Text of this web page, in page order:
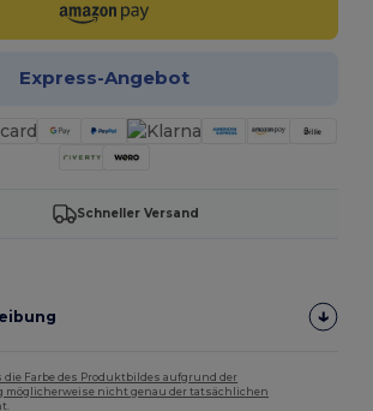
Express-Angebot
Schneller Versand
die Farbe des Produktbildes aufgrund der
nicht genau der tatsächlichen